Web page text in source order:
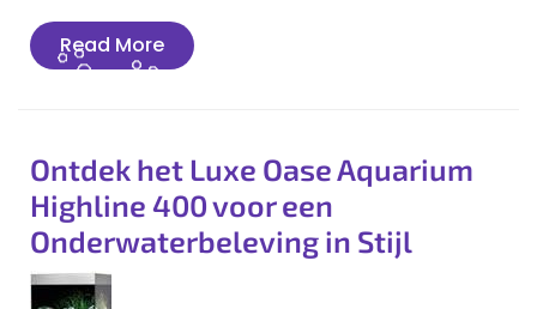
Read MoreRead
More
Ontdek het Luxe Oase Aquarium
Highline 400 voor een
Onderwaterbeleving in Stijl